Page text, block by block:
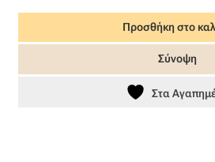
Όλα τα υφάσματα
price
was:
65,50 €.
Προσθήκη στο
Σύνοψη
Στα